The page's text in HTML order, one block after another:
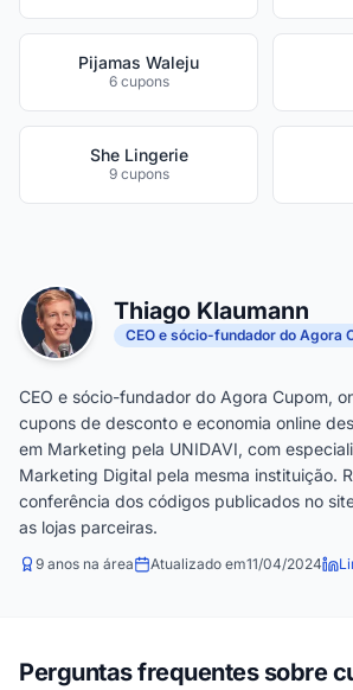
Pijamas Waleju
6 cupons
She Lingerie
9 cupons
Thiago Klaumann
CEO e sócio-fundador do Agora
CEO e sócio-fundador do Agora Cupom,
cupons de desconto e economia online
em Marketing pela UNIDAVI, com
Marketing Digital pela mesma instituição.
conferência dos códigos publicados no
as lojas parceiras.
9 anos na área Atualizado em11/04/2024
Perguntas frequentes sobre